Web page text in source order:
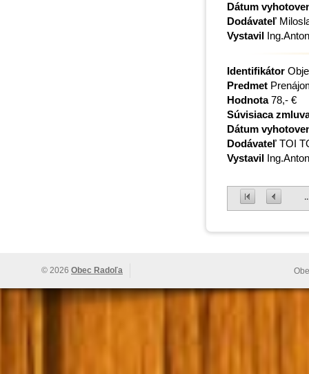
Dátum
Dodávateľ
Vystavil
Identifikátor
Predmet
Hodnota78,- €
Súvisiaca
Dátum
Dodávateľ TOI
Vystavil
© 2026 Obec Radoľa